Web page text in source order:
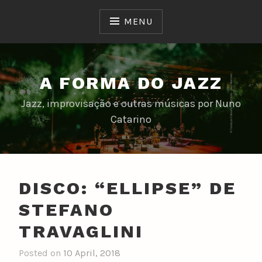
MENU
A FORMA DO JAZZ
Jazz, improvisação e outras músicas por Nuno
Catarino
DISCO: “ELLIPSE” DE
STEFANO
TRAVAGLINI
Posted on 10 April, 2018